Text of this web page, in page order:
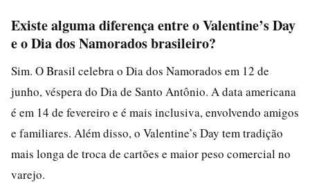
Existe alguma diferença entre o Valentine’s Day
e o Dia dos Namorados brasileiro?
Sim. O Brasil celebra o Dia dos Namorados em 12 de
junho, véspera do Dia de Santo Antônio. A data americana
é em 14 de fevereiro e é mais inclusiva, envolvendo amigos
e familiares. Além disso, o Valentine’s Day tem tradição
mais longa de troca de cartões e maior peso comercial no
varejo.